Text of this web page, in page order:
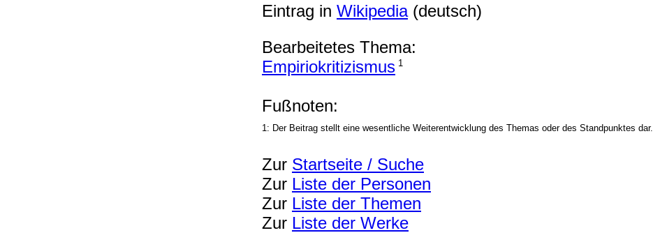
Eintrag in Wikipedia(deutsch)
Bearbeitetes Thema:
Empiriokritizismus 1
Fußnoten:
1: Der Beitrag stellt eine wesentliche Weiterentwicklung des Themas oder des Standpunktes dar.
Zur Startseite / Suche
Zur Liste der Personen
Zur Liste der Themen
Zur Liste der Werke